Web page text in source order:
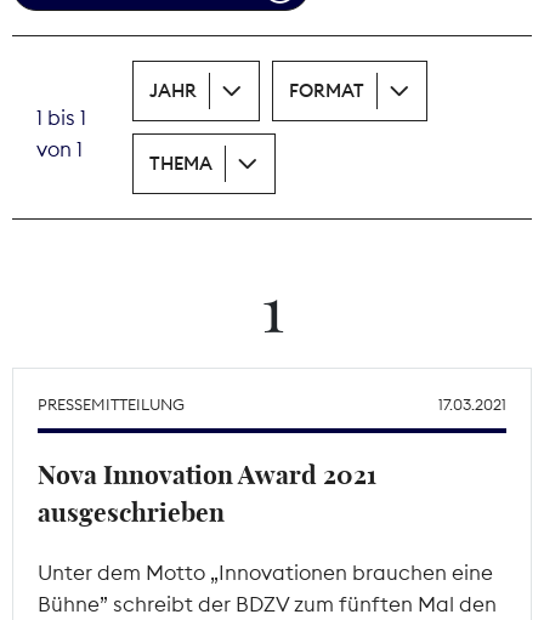
Print
Wächterpreis
Mitgliederbereich
1 bis 1
von 1
JAHR FORMAT
THEMA
1
PRESSEMITTEILUNG 17.03.2021
Nova Innovation Award 2021
ausgeschrieben
Unter dem Motto „Innovationen brauchen eine
Bühne” schreibt der BDZV zum fünften Mal den